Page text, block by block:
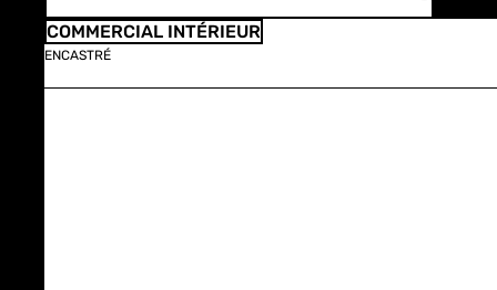
COMMERCIAL INTÉRIEUR
ENCASTRÉ